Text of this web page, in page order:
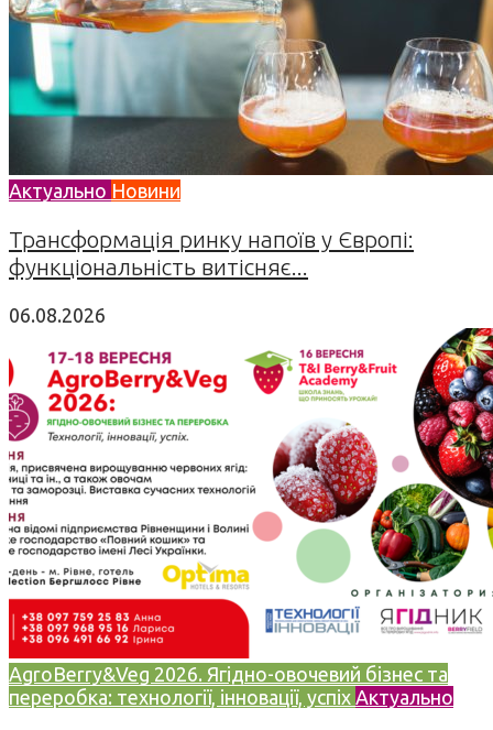
Актуально Новини
Трансформація ринку напоїв у Європі:
функціональність витісняє...
06.08.2026
AgroBerry&Veg 2026. Ягідно-овочевий бізнес та
переробка: технології, інновації, успіх Актуально